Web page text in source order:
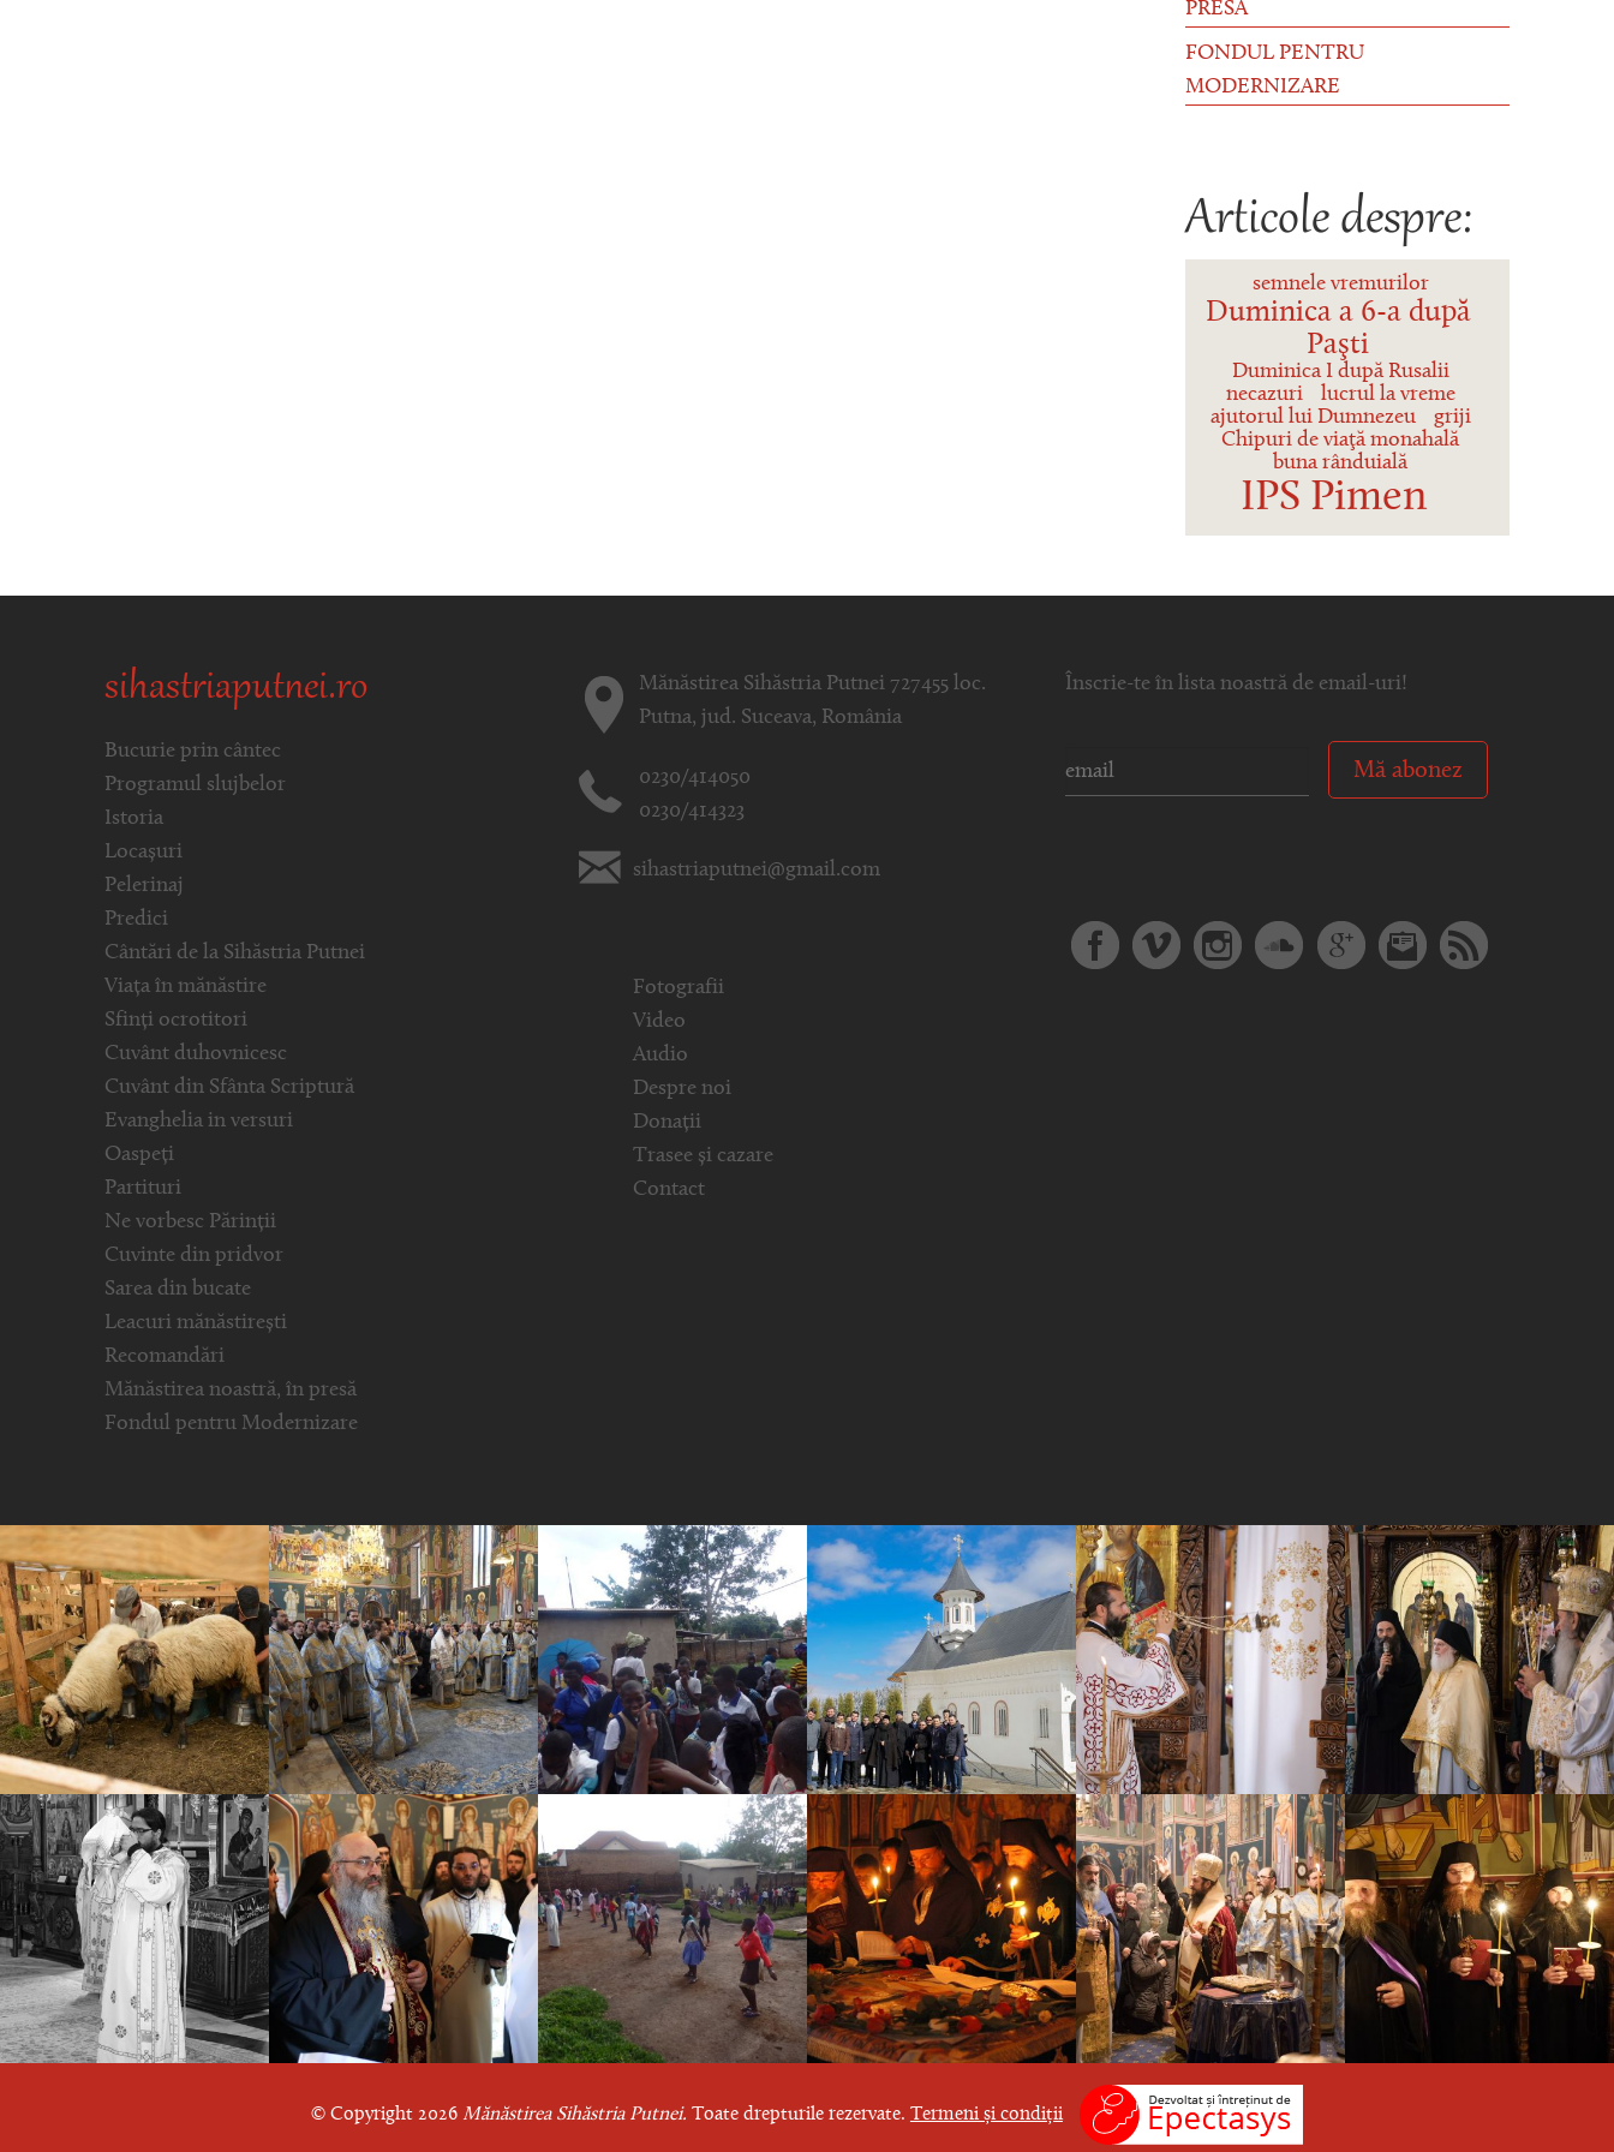
PRESĂ
FONDUL PENTRU
MODERNIZARE
Articole despre:
semnele vremurilor
Duminica a 6-a după
Paşti
Duminica I după Rusalii
necazuri
lucrul la vreme
ajutorul lui Dumnezeu
griji
Chipuri de viaţă monahală
buna rânduială
IPS Pimen
sihastriaputnei.ro
Bucurie prin cântec
Programul slujbelor
Istoria
Locașuri
Pelerinaj
Predici
Cântări de la Sihăstria Putnei
Viața în mănăstire
Sfinți ocrotitori
Cuvânt duhovnicesc
Cuvânt din Sfânta Scriptură
Evanghelia in versuri
Oaspeți
Partituri
Ne vorbesc Părinții
Cuvinte din pridvor
Sarea din bucate
Leacuri mănăstirești
Recomandări
Mănăstirea noastră, în presă
Fondul pentru Modernizare
Mănăstirea Sihăstria Putnei 727455 loc.
Putna, jud. Suceava, România
0230/414050
0230/414323
sihastriaputnei@gmail.com
Fotografii
Video
Audio
Despre noi
Donații
Trasee și cazare
Contact
Înscrie-te în lista noastră de email-uri!
Mă abonez
© Copyright 2026 Mănăstirea Sihăstria Putnei. Toate drepturile rezervate. Termeni și condiții